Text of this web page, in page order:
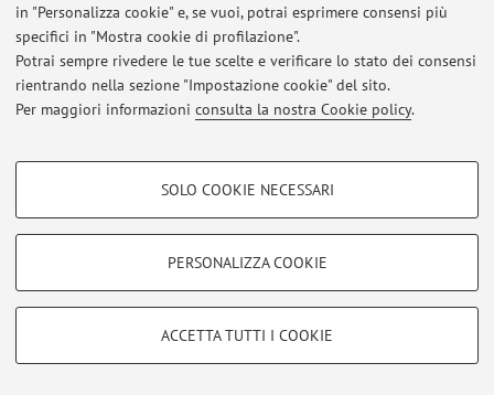
in "Personalizza cookie" e, se vuoi, potrai esprimere consensi più
specifici in "Mostra cookie di profilazione".
Potrai sempre rivedere le tue scelte e verificare lo stato dei consensi
rientrando nella sezione "Impostazione cookie" del sito.
Per maggiori informazioni consulta la nostra Cookie policy.
COOKIE DI PROFILAZIONE - FACOLTATIVI
COOKIE TECNICI - NECESSARI
Si tratta di cookie tecnici utilizzati, a titolo esemplificativo, per il corretto
SOLO COOKIE NECESSARI
PERSONALIZZA COOKIE
ACCETTA TUTTI I COOKIE
Al momento non sono presenti avvisi.
Area riservata
per gestire tutti i contenuti del sito.
© 2026 - ALMA MATER STUDIORUM - Università di Bologna - Via
Zamboni, 33 - 40126 Bologna - Partita IVA: 01131710376
Privacy|Note legali|Impostazioni Cookie